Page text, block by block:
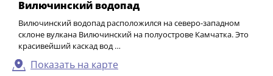
Вилючинский водопад
Вилючинский водопад расположился на северо-западном
склоне вулкана Вилючинский на полуострове Камчатка. Это
красивейший каскад вод …
Показать на карте